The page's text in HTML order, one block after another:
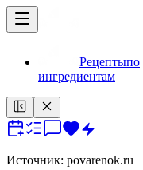
Рецептыпо
ингредиентам
Источник: povarenok.ru